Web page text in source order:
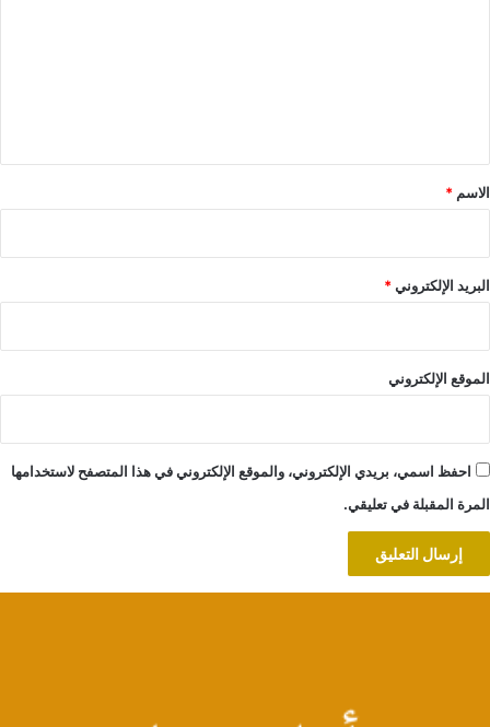
*
الاسم *
البريد الإلكتروني*
الموقع الإلكتروني
احفظ اسمي، بريدي الإلكتروني، والموقع الإلكتروني في هذا المتصفح لاستخدامها
المرة المقبلة في تعليقي.